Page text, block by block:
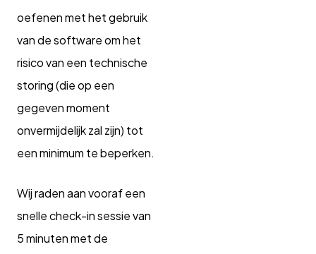
oefenen met het gebruik
van de software om het
risico van een technische
storing (die op een
gegeven moment
onvermijdelijk zal zijn) tot
een minimum te beperken.
Wij raden aan vooraf een
snelle check-in sessie van
5 minuten met de